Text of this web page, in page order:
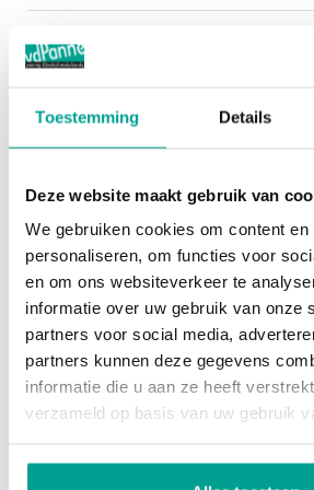
Toestemming Details
Deze website maakt gebruik van
We gebruiken cookies om content
personaliseren, om functies voor
en om ons websiteverkeer te
informatie over uw gebruik van onze
partners voor social media,
partners kunnen deze gegevens
informatie die u aan ze heeft
verzameld op basis van uw gebruik
installatie op de verdieping
houten verdiepingsvloer
is voorzien van kunststof
Er is een projectnotaris van
Zie de (interactieve)
afmetingen van de woning.
Bouwjaar : 1998
Inhoud : 505 m³
Gebruiksoppervlakte wonen : 153
Overige inpandige ruimte : 0 m²
Externe bergruimte : 0 m²
Parkeren
BTW van toepassing niet overdekte
BTW van toepassing overdekte
Energie
Energie einddatum
Energieklasse
Kadastrale gegevens
Erfpacht eeuwigdurend afgekocht